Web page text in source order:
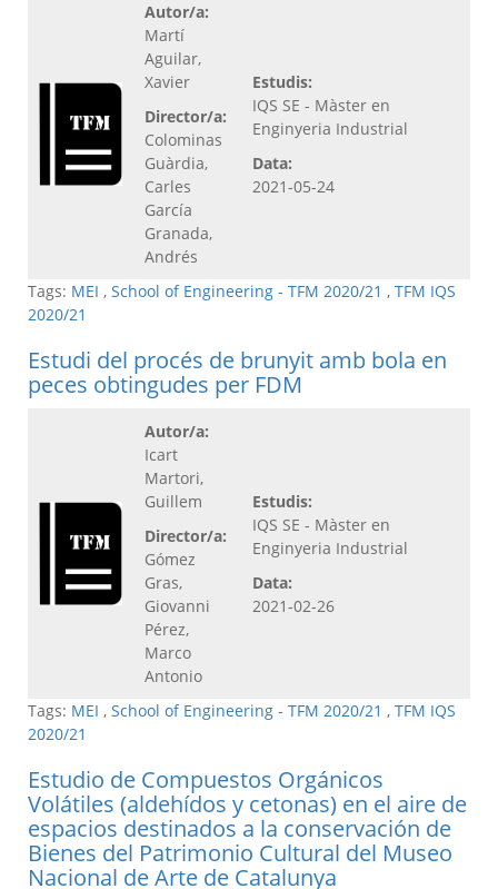
Autor/a:
Martí
Aguilar,
Xavier
Director/a:
Colominas
Guàrdia,
Carles
García
Granada,
Andrés
Estudis:
IQS SE - Màster en
Enginyeria Industrial
Data:
2021-05-24
Tags: MEI , School of Engineering - TFM 2020/21 , TFM IQS
2020/21
Estudi del procés de brunyit amb bola en
peces obtingudes per FDM
Autor/a:
Icart
Martori,
Guillem
Director/a:
Gómez
Gras,
Giovanni
Pérez,
Marco
Antonio
Estudis:
IQS SE - Màster en
Enginyeria Industrial
Data:
2021-02-26
Tags: MEI , School of Engineering - TFM 2020/21 , TFM IQS
2020/21
Estudio de Compuestos Orgánicos
Volátiles (aldehídos y cetonas) en el aire de
espacios destinados a la conservación de
Bienes del Patrimonio Cultural del Museo
Nacional de Arte de Catalunya